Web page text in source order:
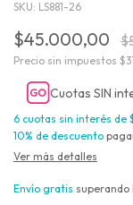
SKU: LS881-26
$45.000,00
Precio sin impuestos
Cuotas SIN
6 cuotas sin interés de
10% de descuento
Ver más detalles
Envío gratis superando